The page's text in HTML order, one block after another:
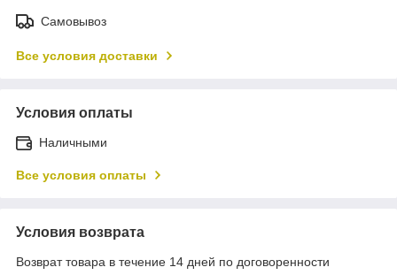
Самовывоз
Все условия доставки
Условия оплаты
Наличными
Все условия оплаты
Условия возврата
Возврат товара в течение 14 дней по договоренности